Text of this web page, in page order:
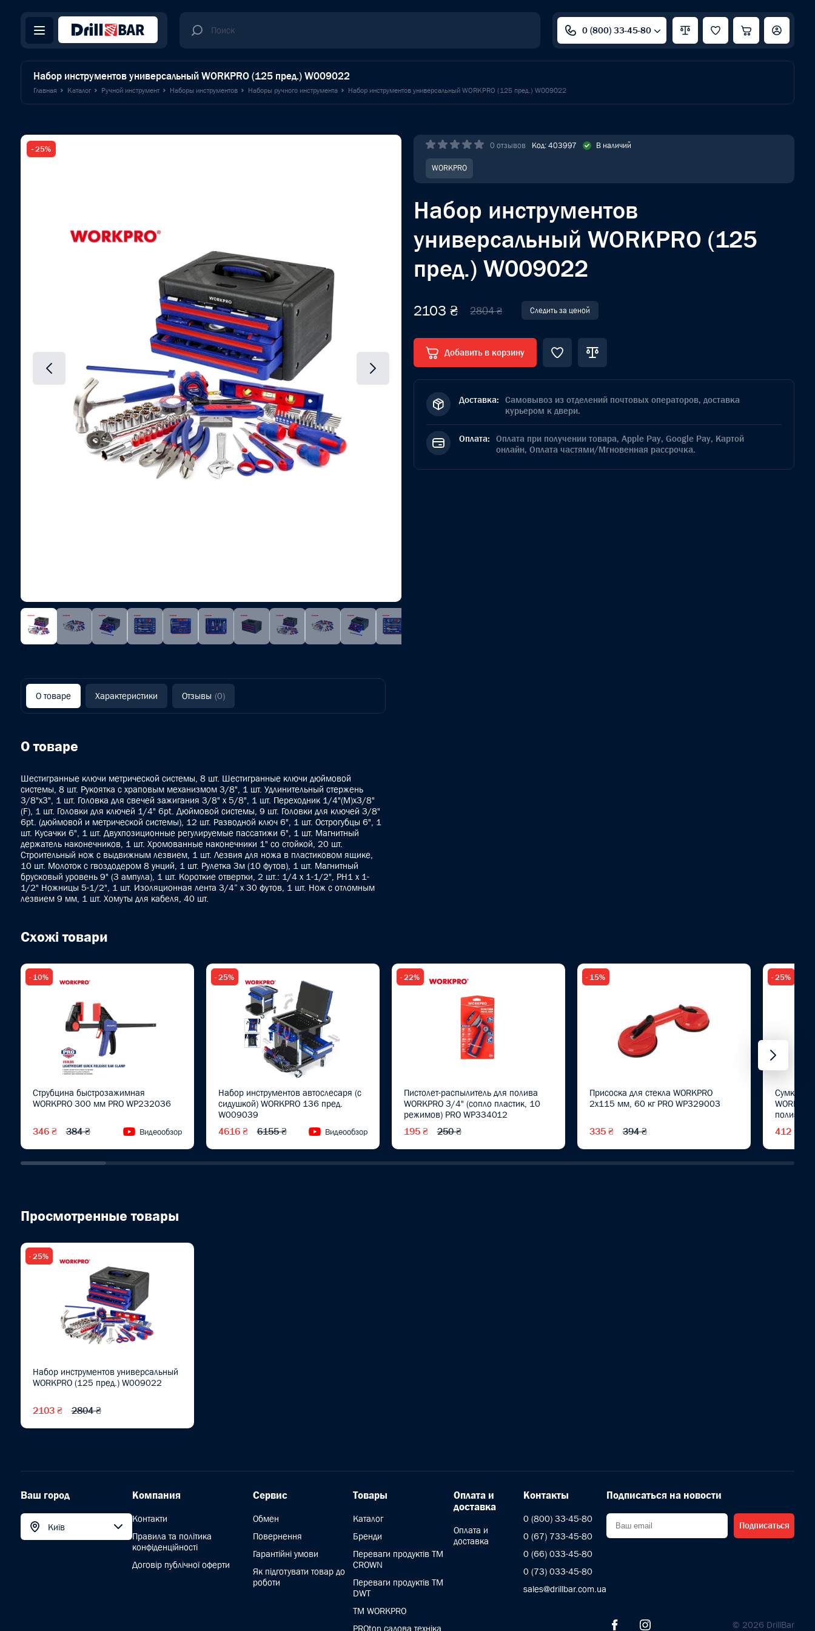
0 (800) 33-45-80
Набор инструментов универсальный WORKPRO (125 пред.) W009022
Главная Каталог Ручной инструмент Наборы инструментов Наборы ручного инструмента Набор инструментов универсальный WORKPRO (125 пред.) W009022
- 25%
‹›
0 отзывов Код: 403997 В наличий
WORKPRO
Набор инструментов
универсальный WORKPRO (125
пред.) W009022
2103 ₴ 2804 ₴ Следить за ценой
Добавить в корзину
Доставка: Самовывоз из отделений почтовых операторов, доставка
курьером к двери.
Оплата: Оплата при получении товара, Apple Pay, Google Pay, Картой
онлайн, Оплата частями/Мгновенная рассрочка.
О товаре Характеристики Отзывы (0)
О товаре
Шестигранные ключи метрической системы, 8 шт. Шестигранные ключи дюймовой
системы, 8 шт. Рукоятка с храповым механизмом 3/8", 1 шт. Удлинительный стержень
3/8"х3", 1 шт. Головка для свечей зажигания 3/8" x 5/8", 1 шт. Переходник 1/4"(M)x3/8"
(F), 1 шт. Головки для ключей 1/4" 6pt. Дюймовой системы, 9 шт. Головки для ключей 3/8"
6pt. (дюймовой и метрической системы), 12 шт. Разводной ключ 6", 1 шт. Острогубцы 6", 1
шт. Кусачки 6", 1 шт. Двухпозиционные регулируемые пассатижи 6", 1 шт. Магнитный
держатель наконечников, 1 шт. Хромованные наконечники 1" со стойкой, 20 шт.
Строительный нож с выдвижным лезвием, 1 шт. Лезвия для ножа в пластиковом ящике,
10 шт. Молоток с гвоздодером 8 унций, 1 шт. Рулетка 3м (10 футов), 1 шт. Магнитный
брусковый уровень 9" (3 ампула), 1 шт. Короткие отвертки, 2 шт.: 1/4 x 1-1/2", PH1 x 1-
1/2" Ножницы 5-1/2", 1 шт. Изоляционная лента 3/4” x 30 футов, 1 шт. Нож с отломным
лезвием 9 мм, 1 шт. Хомуты для кабеля, 40 шт.
Схожі товари
- 10%
Струбцина быстрозажимная
WORKPRO 300 мм PRO WP232036
346 ₴ 384 ₴ Видеообзор
- 25%
Набор инструментов автослесаря ​​(с
сидушкой) WORKPRO 136 пред.
W009039
4616 ₴ 6155 ₴ Видеообзор
- 22%
Пистолет-распылитель для полива
WORKPRO 3/4" (сопло пластик, 10
режимов) PRO WP334012
195 ₴ 250 ₴
- 15%
Присоска для стекла WORKPRO
2x115 мм, 60 кг PRO WP329003
335 ₴ 394 ₴
- 25%
Сумка
412 ₴
Просмотренные товары
- 25%
Набор инструментов универсальный
WORKPRO (125 пред.) W009022
2103 ₴ 2804 ₴
Ваш город
Київ
Компания
Контакти
Правила та політика
конфіденційності
Договір публічної оферти
Сервис
Обмен
Повернення
Гарантійні умови
Як підготувати товар до
роботи
Товары
Каталог
Бренди
Переваги продуктів ТМ
CROWN
Переваги продуктів TM
DWT
ТМ WORKPRO
PROton садова техніка
Оплата и
доставка
Оплата и
доставка
Контакты
0 (800) 33-45-80
0 (67) 733-45-80
0 (66) 033-45-80
0 (73) 033-45-80
sales@drillbar.com.ua
Подписаться на новости
Подписаться
© 2026 DrillBar